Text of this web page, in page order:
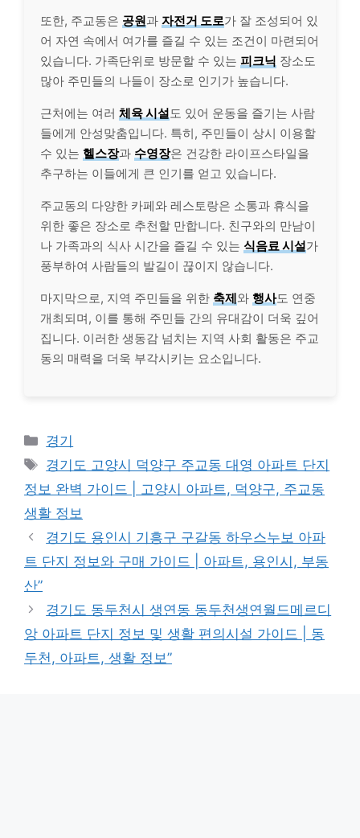
또한, 주교동은 공원과 자전거 도로가 잘 조성되어 있
어 자연 속에서 여가를 즐길 수 있는 조건이 마련되어
있습니다. 가족단위로 방문할 수 있는 피크닉 장소도
많아 주민들의 나들이 장소로 인기가 높습니다.
근처에는 여러 체육 시설도 있어 운동을 즐기는 사람
들에게 안성맞춤입니다. 특히, 주민들이 상시 이용할
수 있는 헬스장과 수영장은 건강한 라이프스타일을
추구하는 이들에게 큰 인기를 얻고 있습니다.
주교동의 다양한 카페와 레스토랑은 소통과 휴식을
위한 좋은 장소로 추천할 만합니다. 친구와의 만남이
나 가족과의 식사 시간을 즐길 수 있는 식음료 시설가
풍부하여 사람들의 발길이 끊이지 않습니다.
마지막으로, 지역 주민들을 위한 축제와 행사도 연중
개최되며, 이를 통해 주민들 간의 유대감이 더욱 깊어
집니다. 이러한 생동감 넘치는 지역 사회 활동은 주교
동의 매력을 더욱 부각시키는 요소입니다.
Categories
경기
Tags
경기도 고양시 덕양구 주교동 대영 아파트 단지
정보 완벽 가이드 | 고양시 아파트, 덕양구, 주교동
생활 정보
경기도 용인시 기흥구 구갈동 하우스누보 아파
트 단지 정보와 구매 가이드 | 아파트, 용인시, 부동
산”
경기도 동두천시 생연동 동두천생연월드메르디
앙 아파트 단지 정보 및 생활 편의시설 가이드 | 동
두천, 아파트, 생활 정보”